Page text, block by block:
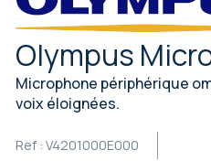
Olympus
Microphone périphérique
voix éloignées.
Ref : V4201000E000